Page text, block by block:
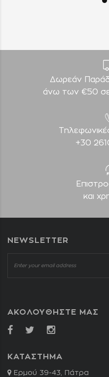
Δωρεάν
άνω των €50
+30
και
NEWSLETTER
ΑΚΟΛΟΥΘΗΣΤΕ ΜΑΣ
ΚΑΤΑΣΤΗΜΑ
Ερμού 39-43, Πάτρα